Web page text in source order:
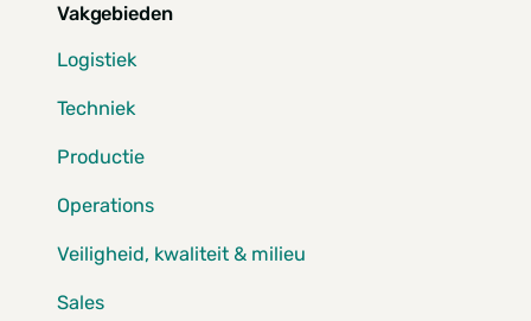
Vakgebieden
Logistiek
Techniek
Productie
Operations
Veiligheid, kwaliteit & milieu
Sales